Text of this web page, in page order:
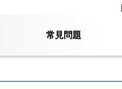
常見問題